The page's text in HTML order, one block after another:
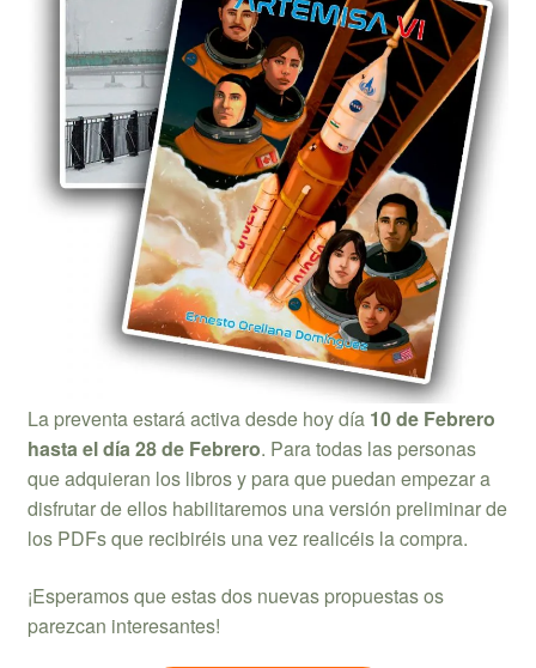
La preventa estará activa desde hoy día 10 de Febrero
hasta el día 28 de Febrero. Para todas las personas
que adquieran los libros y para que puedan empezar a
disfrutar de ellos habilitaremos una versión preliminar de
los PDFs que recibiréis una vez realicéis la compra.
¡Esperamos que estas dos nuevas propuestas os
parezcan interesantes!